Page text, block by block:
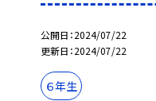
公開日 2024/07/22
更新日 2024/07/22
６年生